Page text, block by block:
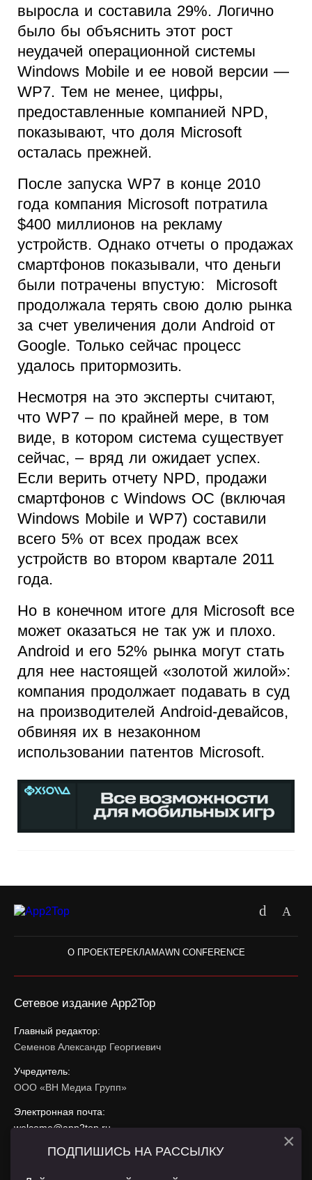
выросла и составила 29%. Логично
было бы объяснить этот рост
неудачей операционной системы
Windows Mobile и ее новой версии —
WP7. Тем не менее, цифры,
предоставленные компанией NPD,
показывают, что доля Microsoft
осталась прежней.
После запуска WP7 в конце 2010
года компания Microsoft потратила
$400 миллионов на рекламу
устройств. Однако отчеты о продажах
смартфонов показывали, что деньги
были потрачены впустую: Microsoft
продолжала терять свою долю рынка
за счет увеличения доли Android от
Google. Только сейчас процесс
удалось притормозить.
Несмотря на это эксперты считают,
что WP7 – по крайней мере, в том
виде, в котором система существует
сейчас, – вряд ли ожидает успех.
Если верить отчету NPD, продажи
смартфонов с Windows ОС (включая
Windows Mobile и WP7) составили
всего 5% от всех продаж всех
устройств во втором квартале 2011
года.
Но в конечном итоге для Microsoft все
может оказаться не так уж и плохо.
Android и его 52% рынка могут стать
для нее настоящей «золотой жилой»:
компания продолжает подавать в суд
на производителей Android-девайсов,
обвиняя их в незаконном
использовании патентов Microsoft.
О ПРОЕКТЕРЕКЛАМАWN CONFERENCE
Сетевое издание App2Top
Главный редактор:
Семенов Александр Георгиевич
Учредитель:
ООО «ВН Медиа Групп»
Электронная почта:
welcome@app2top.ru
При использовании материалов активная ссылка на
ПОДПИШИСЬ НА РАССЫЛКУ ×